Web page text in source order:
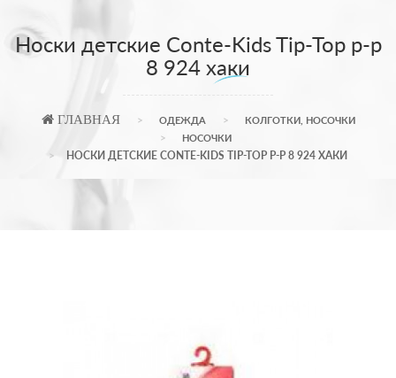
Носки детские Conte-Kids Tip-Top р-р
8 924 хаки
ГЛАВНАЯ ОДЕЖДА
КОЛГОТКИ, НОСОЧКИ
НОСОЧКИ
НОСКИ ДЕТСКИЕ CONTE-KIDS TIP-TOP Р-Р 8 924 ХАКИ